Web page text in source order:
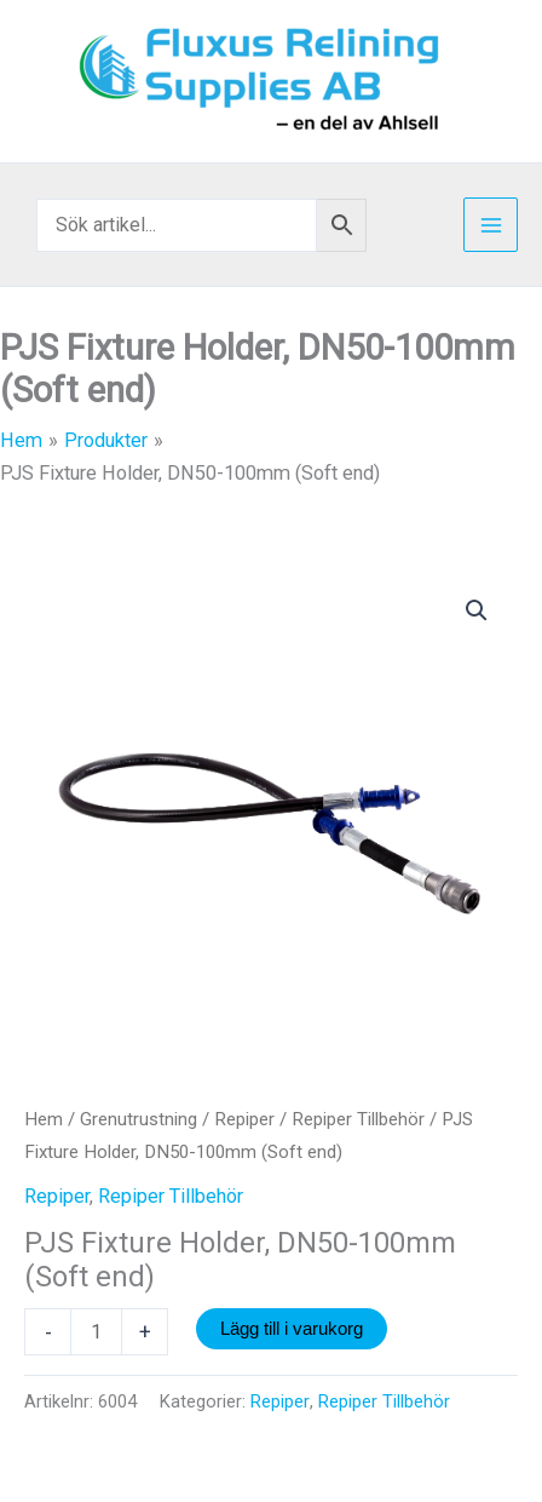
PJS Fixture Holder, DN50-100mm
(Soft end)
Hem
Produkter
PJS Fixture Holder, DN50-100mm (Soft end)
Hem / Grenutrustning / Repiper / Repiper Tillbehör / PJS
Fixture Holder, DN50-100mm (Soft end)
Repiper, Repiper Tillbehör
PJS Fixture Holder, DN50-100mm
(Soft end)
-
Fixture
Holder,
+ Lägg till i varukorg
Artikelnr: 6004 Kategorier: Repiper, Repiper Tillbehör